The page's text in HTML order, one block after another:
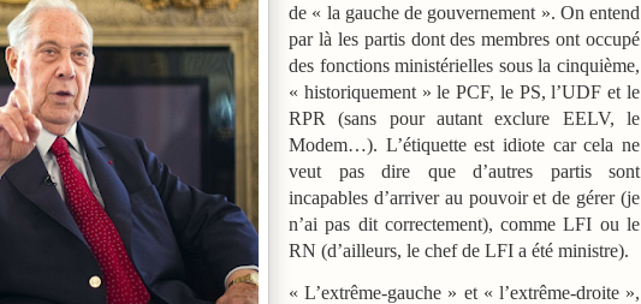
de « la gauche de gouvernement ». On entend
par là les partis dont des membres ont occupé
des fonctions ministérielles sous la cinquième,
« historiquement » le PCF, le PS, l’UDF et le
RPR (sans pour autant exclure EELV, le
Modem…). L’étiquette est idiote car cela ne
veut pas dire que d’autres partis sont
incapables d’arriver au pouvoir et de gérer (je
n’ai pas dit correctement), comme LFI ou le
RN (d’ailleurs, le chef de LFI a été ministre).
« L’extrême-gauche » et « l’extrême-droite »,